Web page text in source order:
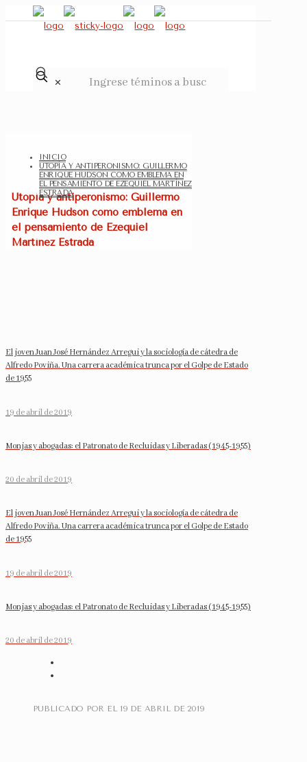
✕
Utopía y antiperonismo: Guillermo
Enrique Hudson como emblema en
el pensamiento de Ezequiel
Martínez Estrada
INICIO
UTOPÍA Y ANTIPERONISMO: GUILLERMO
ENRIQUE HUDSON COMO EMBLEMA EN
EL PENSAMIENTO DE EZEQUIEL MARTÍNEZ
ESTRADA
El joven Juan José Hernández Arregui y la sociología de cátedra de
Alfredo Poviña. Una carrera académica trunca por el Golpe de Estado
de 1955
19 de abril de 2019
Monjas y abogadas: el Patronato de Recluidas y Liberadas (1945-1955)
20 de abril de 2019
El joven Juan José Hernández Arregui y la sociología de cátedra de
Alfredo Poviña. Una carrera académica trunca por el Golpe de Estado
de 1955
19 de abril de 2019
Monjas y abogadas: el Patronato de Recluidas y Liberadas (1945-1955)
20 de abril de 2019
PUBLICADO POR EL 19 DE ABRIL DE 2019